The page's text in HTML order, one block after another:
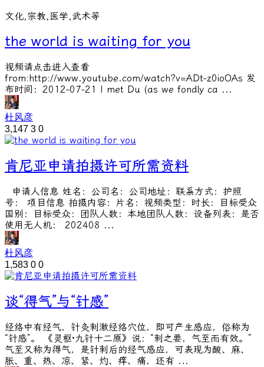
文化,宗教,医学,武术等
the world is waiting for you
视频请点击进入查看
from:http://www.youtube.com/watch?v=ADt-z0ioOAs 发
布时间：2012-07-21 I met Du (as we fondly ca ...
杜风彦
3,147 3 0
肯尼亚申请拍摄许可所需资料
申请人信息 姓名：公司名：公司地址：联系方式：护照
号： 项目信息 拍摄内容：片名：视频类型：时长：目标受众
国别：目标受众：团队人数：本地团队人数：设备列表：是否
使用无人机： 202408 ...
杜风彦
1,583 0 0
谈“得气”与“针感”
经络中有经气，针灸刺激经络穴位，即可产生感应，俗称为
“针感”。 《灵枢·九针十二原》说：“刺之要，气至而有效。”
气至又称为得气，是针刺后的经气感应，可表现为酸、麻、
胀、重、热、凉、紧、灼、痒、痛，还有 ...